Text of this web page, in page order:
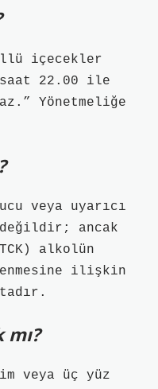
içecekler
saat 22.00 ile
Yönetmeliğe
veya uyarıcı
ancak
alkolün
ilişkin
veya üç yüz